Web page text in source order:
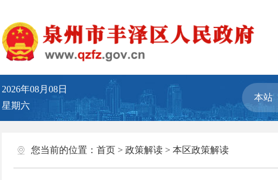
2026年08月08日
星期六
您当前的位置： 首页> 政策解读> 本区政策解读